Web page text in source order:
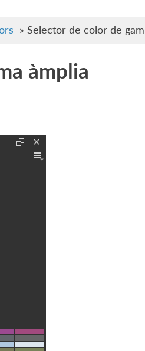
» Selector de color de
àmplia